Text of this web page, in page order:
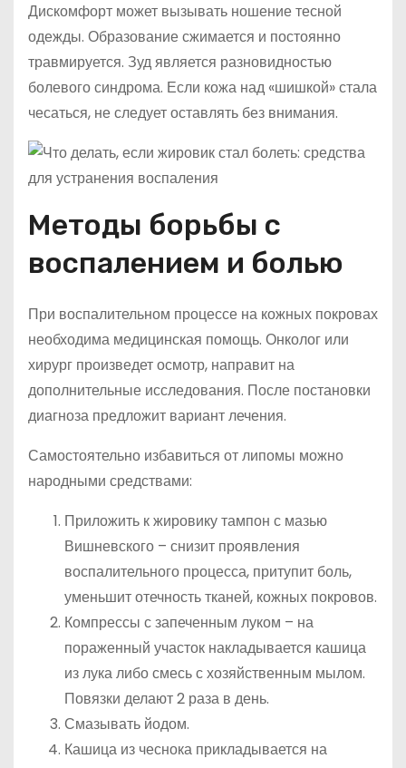
Дискомфорт может вызывать ношение тесной
одежды. Образование сжимается и постоянно
травмируется. Зуд является разновидностью
болевого синдрома. Если кожа над «шишкой» стала
чесаться, не следует оставлять без внимания.
Методы борьбы с
воспалением и болью
При воспалительном процессе на кожных покровах
необходима медицинская помощь. Онколог или
хирург произведет осмотр, направит на
дополнительные исследования. После постановки
диагноза предложит вариант лечения.
Самостоятельно избавиться от липомы можно
народными средствами:
Приложить к жировику тампон с мазью
Вишневского – снизит проявления
воспалительного процесса, притупит боль,
уменьшит отечность тканей, кожных покровов.
Компрессы с запеченным луком – на
пораженный участок накладывается кашица
из лука либо смесь с хозяйственным мылом.
Повязки делают 2 раза в день.
Смазывать йодом.
Кашица из чеснока прикладывается на